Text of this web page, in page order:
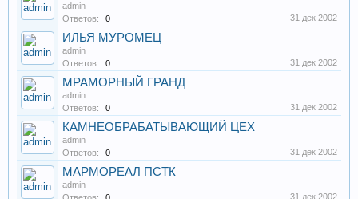
admin
Ответов:
0 31 дек 2002
ИЛЬЯ МУРОМЕЦ
admin
Ответов:
0 31 дек 2002
МРАМОРНЫЙ ГРАНД
admin
Ответов:
0 31 дек 2002
КАМНЕОБРАБАТЫВАЮЩИЙ ЦЕХ
admin
Ответов:
0 31 дек 2002
МАРМОРЕАЛ ПСТК
admin
31 дек 2002